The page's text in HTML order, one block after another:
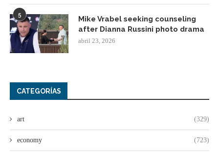
5
Mike Vrabel seeking counseling
after Dianna Russini photo drama
abril 23, 2026
CATEGORÍAS
art (329)
economy (723)